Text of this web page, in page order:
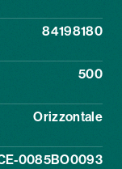
84198180
500
Orizzontale
0085BO0093